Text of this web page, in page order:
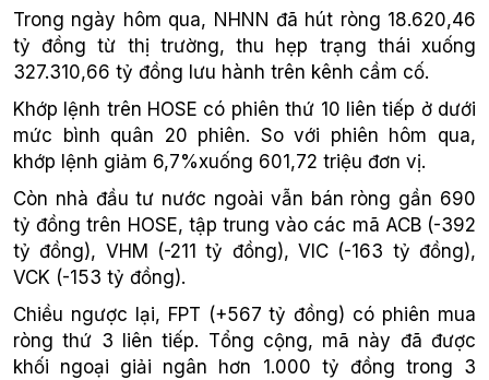
Trong ngày hôm qua, NHNN đã hút ròng 18.620,46
tỷ đồng từ thị trường, thu hẹp trạng thái xuống
327.310,66 tỷ đồng lưu hành trên kênh cầm cố.
Khớp lệnh trên HOSE có phiên thứ 10 liên tiếp ở dưới
mức bình quân 20 phiên. So với phiên hôm qua,
khớp lệnh giảm 6,7%xuống 601,72 triệu đơn vị.
Còn nhà đầu tư nước ngoài vẫn bán ròng gần 690
tỷ đồng trên HOSE, tập trung vào các mã ACB (-392
tỷ đồng), VHM (-211 tỷ đồng), VIC (-163 tỷ đồng),
VCK (-153 tỷ đồng).
Chiều ngược lại, FPT (+567 tỷ đồng) có phiên mua
ròng thứ 3 liên tiếp. Tổng cộng, mã này đã được
khối ngoại giải ngân hơn 1.000 tỷ đồng trong 3